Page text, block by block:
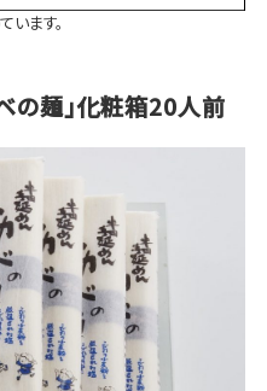
ます。
の麺」化粧箱20人前